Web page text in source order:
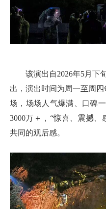
该演出自2026年5月下
出，演出时间为周一至周
场，场场人气爆满、口碑
3000万＋，“惊喜、震撼
共同的观后感。